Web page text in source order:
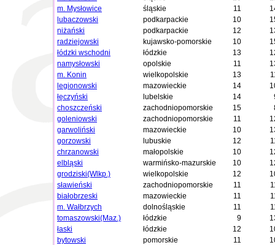
m. Mysłowice
śląskie 11
lubaczowski
podkarpackie 10
niżański
podkarpackie 12
radziejowski
kujawsko-pomorskie 10
łódzki wschodni
łódzkie 13
namysłowski
opolskie 11
m. Konin
wielkopolskie 13
legionowski
mazowieckie 14
łęczyński
lubelskie 14
choszczeński
zachodniopomorskie 15
goleniowski
zachodniopomorskie 11
garwoliński
mazowieckie 10
gorzowski
lubuskie 12
chrzanowski
małopolskie 10
elbląski
warmińsko-mazurskie 10
grodziski(Wlkp.)
wielkopolskie 12
sławieński
zachodniopomorskie 11
białobrzeski
mazowieckie 11
m. Wałbrzych
dolnośląskie 11
tomaszowski(Maz.)
łódzkie 9
łaski
łódzkie 12
bytowski
pomorskie 11